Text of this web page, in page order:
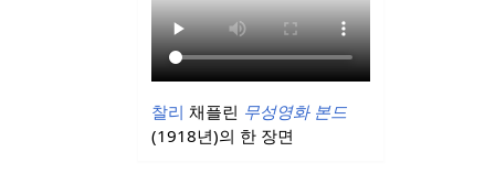
찰리 채플린 무성영화 본드
(1918년)의 한 장면